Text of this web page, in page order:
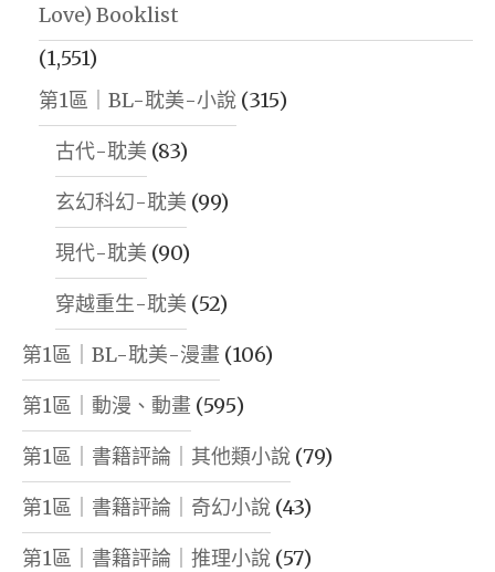
Love) Booklist
(1,551)
第1區｜BL-耽美-小說 (315)
古代-耽美 (83)
玄幻科幻-耽美 (99)
現代-耽美 (90)
穿越重生-耽美 (52)
第1區｜BL-耽美-漫畫 (106)
第1區｜動漫、動畫 (595)
第1區｜書籍評論｜其他類小說 (79)
第1區｜書籍評論｜奇幻小說 (43)
第1區｜書籍評論｜推理小說 (57)